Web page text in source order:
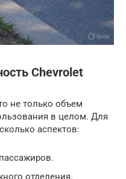
Chevrolet
не только объем
в целом. Для
аспектов:
отделения.